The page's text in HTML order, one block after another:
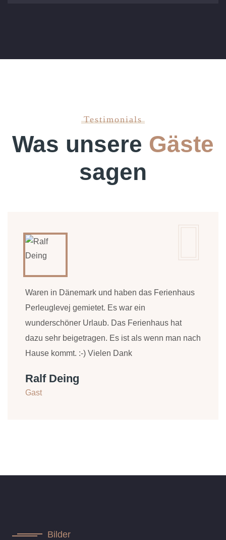
Testimonials
Was unsere Gäste
sagen
Waren in Dänemark und haben das Ferienhaus
Perleuglevej gemietet. Es war ein
wunderschöner Urlaub. Das Ferienhaus hat
dazu sehr beigetragen. Es ist als wenn man nach
Hause kommt. :-) Vielen Dank
Ralf Deing
Gast
Bilder